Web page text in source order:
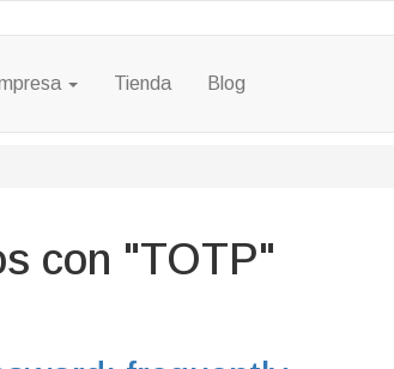
Tienda Blog
con "TOTP"